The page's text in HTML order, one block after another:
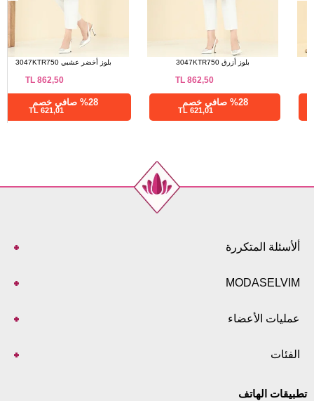
بلوز أزرق 3047KTR750
862,50
TL
621,01 TL
بلوز خردلي 2001ERK1158
812,50
TL
585,01 TL
ألأسئلة المتكررة
MODASELVIM
عمليات الأعضاء
الفئات
تطبيقات الهاتف